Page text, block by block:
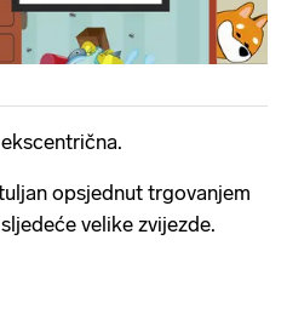
opsjednut trgovanjem
velike zvijezde.